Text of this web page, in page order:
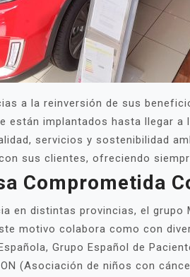
a la reinversión de sus
implantados hasta llegar a
servicios y sostenibilidad
sus clientes, ofreciendo
Comprometida
en distintas provincias, el
motivo colabora como con
Grupo Español de
(Asociación de niños con